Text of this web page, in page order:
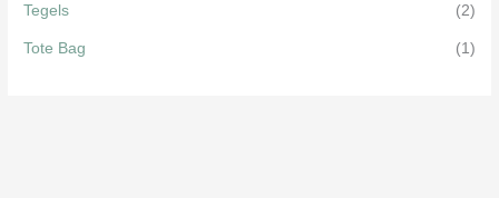
Tegels (2)
Tote Bag (1)